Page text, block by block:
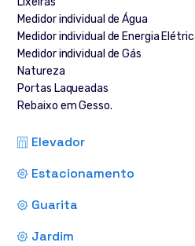
Medidor individual de Água
Medidor individual de Energia
Medidor individual de Gás
Natureza
Portas Laqueadas
Rebaixo em Gesso.
Elevador
Estacionamento
Guarita
Jardim